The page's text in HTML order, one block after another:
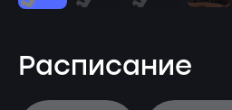
Расписание